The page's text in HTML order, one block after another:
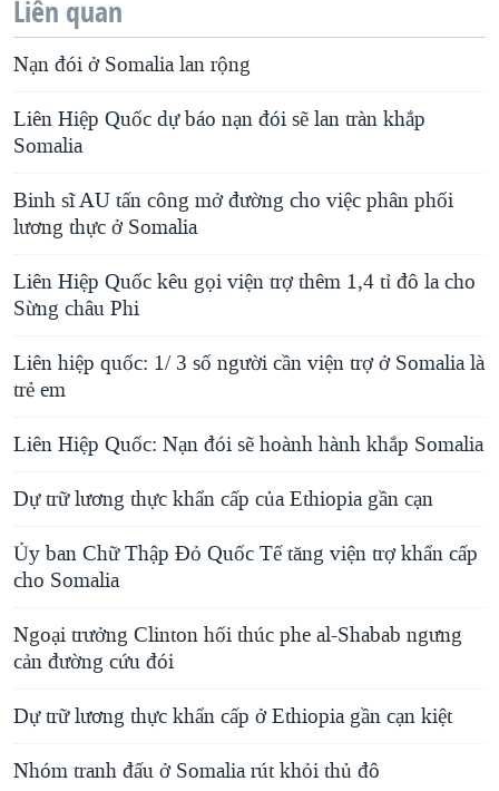
Liên quan
Nạn đói ở Somalia lan rộng
Liên Hiệp Quốc dự báo nạn đói sẽ lan tràn khắp
Somalia
Binh sĩ AU tấn công mở đường cho việc phân phối
lương thực ở Somalia
Liên Hiệp Quốc kêu gọi viện trợ thêm 1,4 tỉ đô la cho
Sừng châu Phi
Liên hiệp quốc: 1/ 3 số người cần viện trợ ở Somalia là
trẻ em
Liên Hiệp Quốc: Nạn đói sẽ hoành hành khắp Somalia
Dự trữ lương thực khẩn cấp của Ethiopia gần cạn
Ủy ban Chữ Thập Đỏ Quốc Tế tăng viện trợ khẩn cấp
cho Somalia
Ngoại trưởng Clinton hối thúc phe al-Shabab ngưng
cản đường cứu đói
Dự trữ lương thực khẩn cấp ở Ethiopia gần cạn kiệt
Nhóm tranh đấu ở Somalia rút khỏi thủ đô